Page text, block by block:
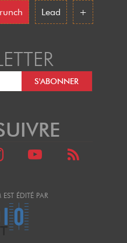
Lead +
ÉDITÉ PAR